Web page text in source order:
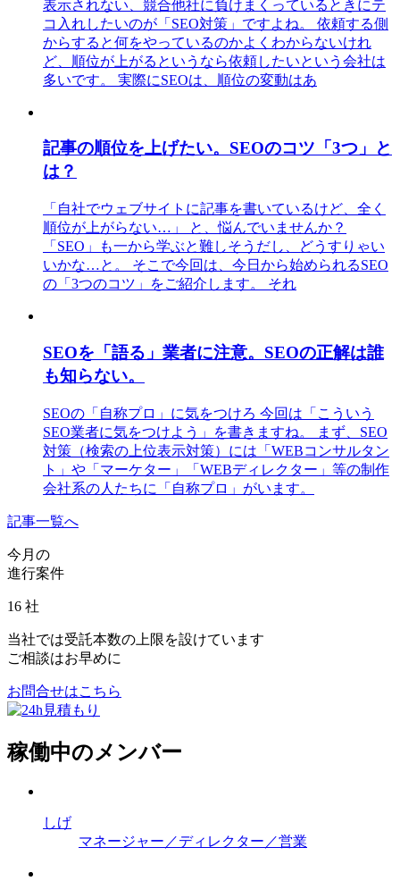
表示されない、競合他社に負けまくっているときにテ
コ入れしたいのが「SEO対策」ですよね。 依頼する側
からすると何をやっているのかよくわからないけれ
ど、順位が上がるというなら依頼したいという会社は
多いです。 実際にSEOは、順位の変動はあ
記事の順位を上げたい。SEOのコツ「3つ」と
は？
「自社でウェブサイトに記事を書いているけど、全く
順位が上がらない…」 と、悩んでいませんか？
「SEO」も一から学ぶと難しそうだし、どうすりゃい
いかな…と。 そこで今回は、今日から始められるSEO
の「3つのコツ」をご紹介します。 それ
SEOを「語る」業者に注意。SEOの正解は誰
も知らない。
SEOの「自称プロ」に気をつけろ 今回は「こういう
SEO業者に気をつけよう」を書きますね。 まず、SEO
対策（検索の上位表示対策）には「WEBコンサルタン
ト」や「マーケター」「WEBディレクター」等の制作
会社系の人たちに「自称プロ」がいます。
記事一覧へ
今月の
進行案件
16 社
当社では受託本数の上限を設けています
ご相談はお早めに
お問合せはこちら
稼働中のメンバー
しげ
マネージャー／ディレクター／営業